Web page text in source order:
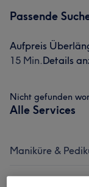
Passende
Aufpreis
15 Min.Details
Nicht gefunden
Alle Services
Maniküre &
Nagelmodellage